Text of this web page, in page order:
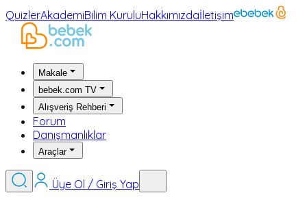
QuizlerAkademiBilim KuruluHakkımızdaİletişim
Makale
bebek.com TV
Alışveriş Rehberi
Forum
Danışmanlıklar
Araçlar
Üye Ol / Giriş Yap